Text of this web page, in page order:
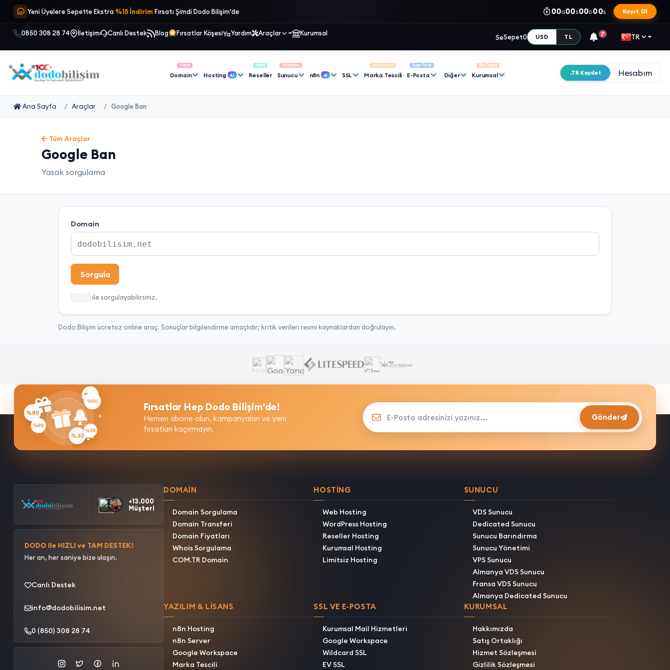
Yeni Üyelere Sepette Ekstra %15 İndirim Fırsatı Şimdi Dodo Bilişim'de 00G00S00D00S Kayıt Ol
0850 308 28 74 İletişim Canlı Destek Blog Fırsatlar Köşesi Yardım Araçlar Kurumsal Sepet0 USD TL 7 TR
İndirimli
Domain Hosting AI
İndirimli
Reseller
Performans
Sunucu n8n AI SSL
Yeni Hizmet
Marka Tescili
Uygun Fiyatlı
E-Posta Diğer
Bizi Tanıyın!
Kurumsal .TR Kaydet Hesabım
Ana Sayfa Araçlar Google Ban
Tüm Araçlar
Google Ban
Yasak sorgulama
Domain
Sorgula
ile sorgulayabilirsiniz.
Dodo Bilişim ücretsiz online araç. Sonuçlar bilgilendirme amaçlıdır; kritik verileri resmi kaynaklardan doğrulayın.
%50
%80
%30
Fırsatlar Hep Dodo Bilişim'de!
Hemen abone olun, kampanyaları ve yeni
fırsatları kaçırmayın.
E-Posta adresinizi yazınız...
Gönder
+13.000
Müşteri
DODO ile HIZLI ve TAM DESTEK!
Her an, her saniye bize ulaşın.
Canlı Destek
info@dodobilisim.net
0 (850) 308 28 74
DOMAIN
Domain Sorgulama
Domain Transferi
Domain Fiyatları
Whois Sorgulama
COM.TR Domain
HOSTING
Web Hosting
WordPress Hosting
Reseller Hosting
Kurumsal Hosting
Limitsiz Hosting
SUNUCU
VDS Sunucu
Dedicated Sunucu
Sunucu Barındırma
Sunucu Yönetimi
VPS Sunucu
Almanya VDS Sunucu
Fransa VDS Sunucu
Almanya Dedicated Sunucu
YAZILIM & LİSANS
n8n Hosting
n8n Server
Google Workspace
Marka Tescili
SSL VE E-POSTA
Kurumsal Mail Hizmetleri
Google Workspace
Wildcard SSL
EV SSL
KURUMSAL
Hakkımızda
Satış Ortaklığı
Hizmet Sözleşmesi
Gizlilik Sözleşmesi